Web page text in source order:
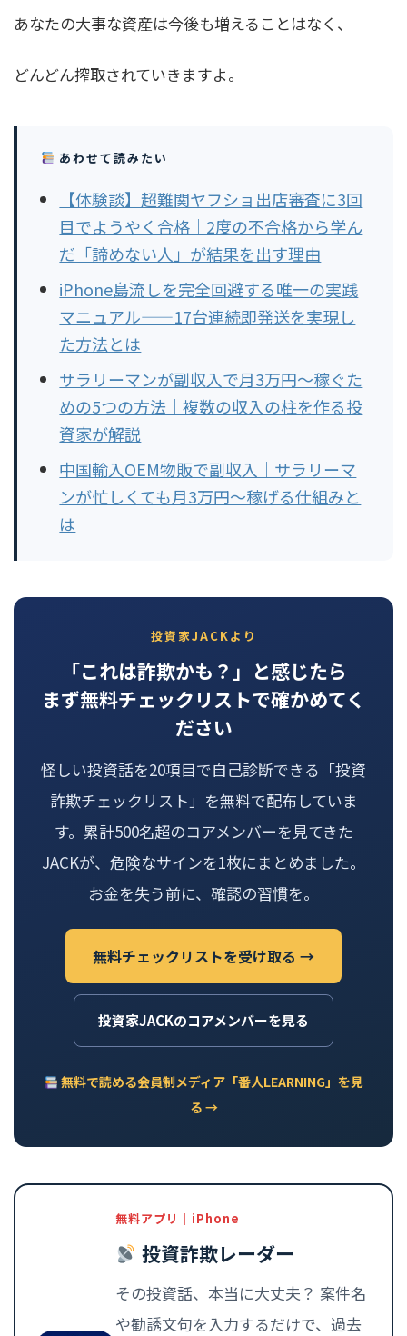
あなたの大事な資産は今後も増えることはなく、
どんどん搾取されていきますよ。
あわせて読みたい
【体験談】超難関ヤフショ出店審査に3回
目でようやく合格｜2度の不合格から学ん
だ「諦めない人」が結果を出す理由
iPhone島流しを完全回避する唯一の実践
マニュアル——17台連続即発送を実現し
た方法とは
サラリーマンが副収入で月3万円〜稼ぐた
めの5つの方法｜複数の収入の柱を作る投
資家が解説
中国輸入OEM物販で副収入｜サラリーマ
ンが忙しくても月3万円〜稼げる仕組みと
は
投資家JACKより
「これは詐欺かも？」と感じたら
まず無料チェックリストで確かめてく
ださい
怪しい投資話を20項目で自己診断できる「投資
詐欺チェックリスト」を無料で配布していま
す。累計500名超のコアメンバーを見てきた
JACKが、危険なサインを1枚にまとめました。
お金を失う前に、確認の習慣を。
無料チェックリストを受け取る →
投資家JACKのコアメンバーを見る
無料で読める会員制メディア「番人LEARNING」を見
る →
無料アプリ｜iPhone
投資詐欺レーダー
その投資話、本当に大丈夫？ 案件名
や勧誘文句を入力するだけで、過去